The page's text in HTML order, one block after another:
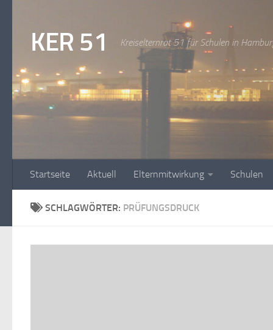
KER 51 Kreiselternrat 51 für Schulen in
Startseite Aktuell Elternmitwirkung Schulen
SCHLAGWÖRTER: PRÜFUNGSDRUCK